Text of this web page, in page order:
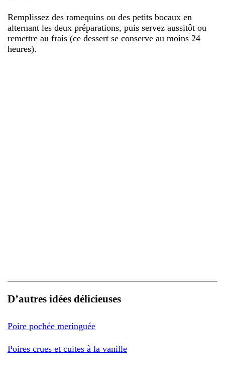
Remplissez des ramequins ou des petits bocaux en
alternant les deux préparations, puis servez aussitôt ou
remettre au frais (ce dessert se conserve au moins 24
heures).
D’autres idées délicieuses
Poire pochée meringuée
Poires crues et cuites à la vanille